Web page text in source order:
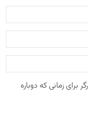
برای زمانی که دوباره